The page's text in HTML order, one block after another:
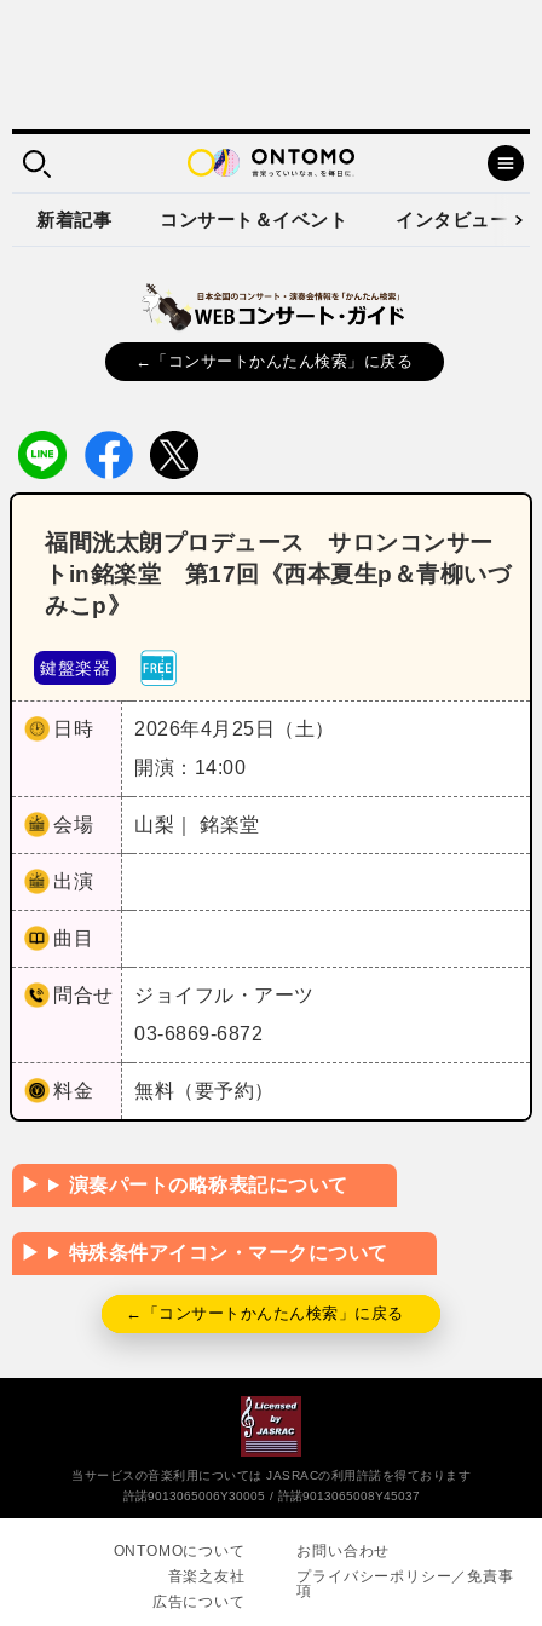
新着記事 コンサート＆イベント インタビュー
←「コンサートかんたん検索」に戻る
福間洸太朗プロデュース サロンコンサー
トin銘楽堂 第17回《西本夏生p＆青柳いづ
みこp》
鍵盤楽器
日時
2026年4月25日（土）
開演：14:00
会場 山梨｜ 銘楽堂
出演
曲目
問合せ
ジョイフル・アーツ
03-6869-6872
料金 無料（要予約）
演奏パートの略称表記について
特殊条件アイコン・マークについて
←「コンサートかんたん検索」に戻る
当サービスの音楽利用については JASRACの利用許諾を得ております
許諾9013065006Y30005
許諾9013065008Y45037
ONTOMOについて
音楽之友社
広告について
お問い合わせ
プライバシーポリシー／免責事
項